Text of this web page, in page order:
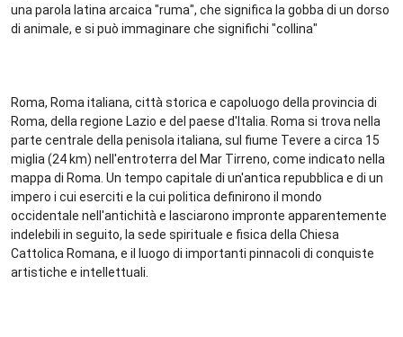
una parola latina arcaica "ruma", che significa la gobba di un dorso
di animale, e si può immaginare che significhi "collina"
Roma, Roma italiana, città storica e capoluogo della provincia di
Roma, della regione Lazio e del paese d'Italia. Roma si trova nella
parte centrale della penisola italiana, sul fiume Tevere a circa 15
miglia (24 km) nell'entroterra del Mar Tirreno, come indicato nella
mappa di Roma. Un tempo capitale di un'antica repubblica e di un
impero i cui eserciti e la cui politica definirono il mondo
occidentale nell'antichità e lasciarono impronte apparentemente
indelebili in seguito, la sede spirituale e fisica della Chiesa
Cattolica Romana, e il luogo di importanti pinnacoli di conquiste
artistiche e intellettuali.